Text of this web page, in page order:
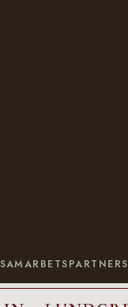
SAMARBETSPARTNERS